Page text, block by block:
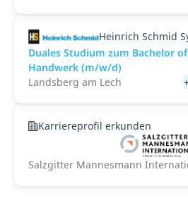
Heinrich Schmid
Duales Studium zum Bachelor
Handwerk (m/w/d)
Landsberg am Lech
Karriereprofil erkunden
Salzgitter Mannesmann